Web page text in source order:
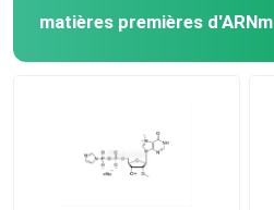
matières premières d'ARNm